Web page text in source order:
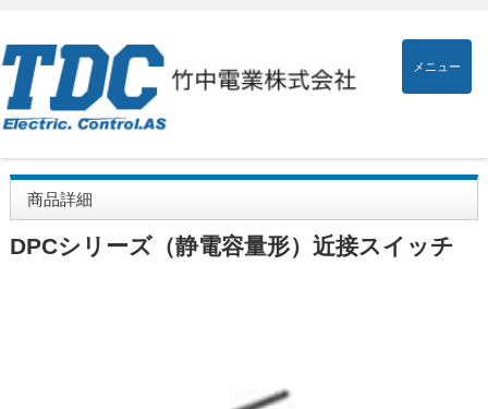
メニュー
商品詳細
DPCシリーズ（静電容量形）近接スイッチ